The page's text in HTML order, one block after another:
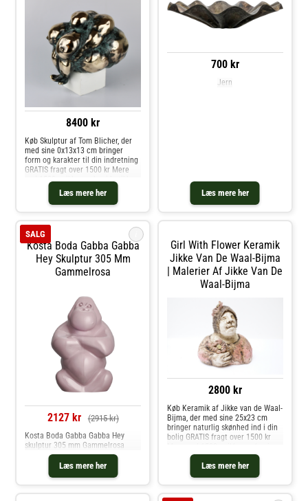
8400 kr
Læs mere her
Køb Skulptur af Tom Blicher, der
med sine 0x13x13 cm bringer
form og karakter til din indretning
GRATIS fragt over 1500 kr Mere
tæt på Vejle
700 kr
Læs mere her
Jern
Kosta Boda Gabba Gabba
Hey Skulptur 305 Mm
Gammelrosa
SALG
2127 kr (2915 kr)
Læs mere her
Kosta Boda Gabba Gabba Hey
skulptur 305 mm Gammelrosa
Girl With Flower Keramik
Jikke Van De Waal-Bijma
| Malerier Af Jikke Van De
Waal-Bijma
2800 kr
Læs mere her
Køb Keramik af Jikke van de Waal-
Bijma, der med sine 25x23 cm
bringer naturlig skønhed ind i din
bolig GRATIS fragt over 1500 kr
butikken, tæt på Vejle